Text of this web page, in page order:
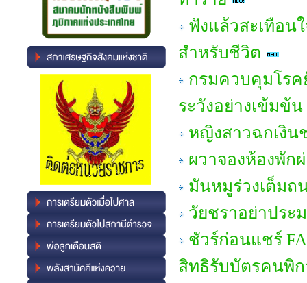
ฟังแล้วสะเทือน
สำหรับชีวิต
กรมควบคุมโรค
ระวังอย่างเข้มข้น
หญิงสาวฉกเงิน
ผวาจองห้องพัก
มันหมูร่วงเต็มถ
วัยชราอย่าประ
ชัวร์ก่อนแชร์
สิทธิรับบัตรคนพิก